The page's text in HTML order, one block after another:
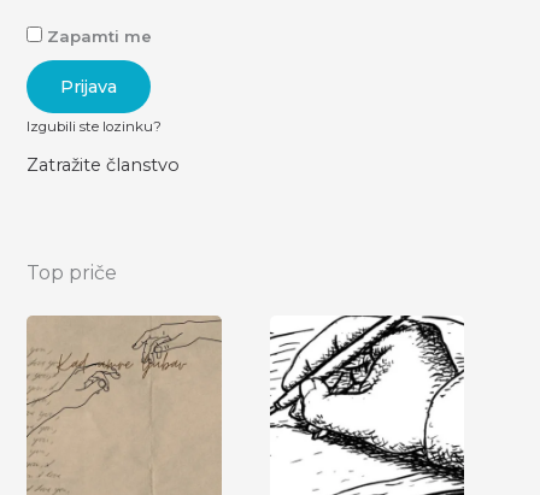
Zapamti me
Izgubili ste lozinku?
Zatražite članstvo
Top priče